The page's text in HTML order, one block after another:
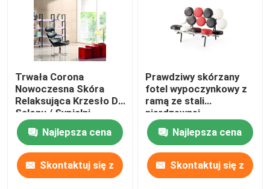
Trwała Corona
Nowoczesna Skóra
Relaksująca Krzesło Do
Salonu / Sypialni
Najlepsza cena
Skontaktuj się z
Prawdziwy skórzany
fotel wypoczynkowy z
ramą ze stali
nierdzewnej
Najlepsza cena
Skontaktuj się z